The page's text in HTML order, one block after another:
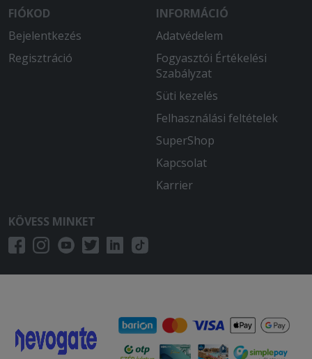
FIÓKOD
Bejelentkezés
Regisztráció
INFORMÁCIÓ
Adatvédelem
Fogyasztói Értékelési
Szabályzat
Süti kezelés
Felhasználási feltételek
SuperShop
Kapcsolat
Karrier
KÖVESS MINKET